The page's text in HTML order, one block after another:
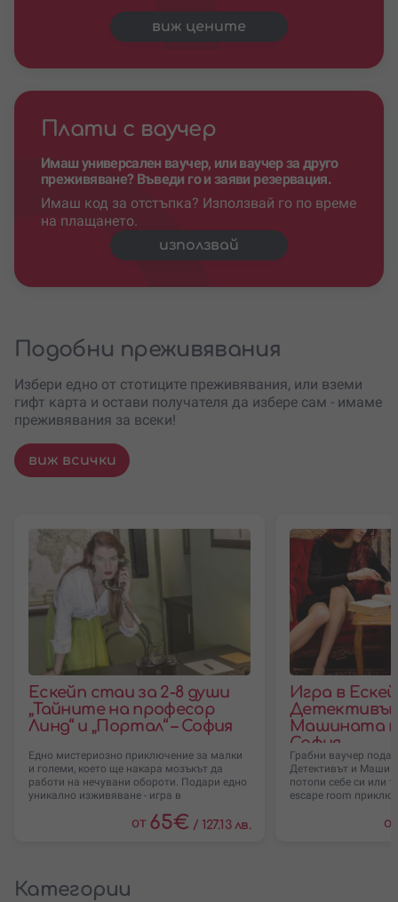
виж цените
Плати с ваучер
Имаш универсален ваучер, или ваучер за друго
преживяване? Въведи го и заяви резервация.
Имаш код за отстъпка? Използвай го по време
на плащането.
използвай
Подобни преживявания
Избери едно от стотиците преживявания, или вземи
гифт карта и остави получателя да избере сам - имаме
преживявания за всеки!
виж всички
Ескейп стаи за 2-8 души
„Тайните на професор
Линд“ и „Портал“ – София
Едно мистериозно приключение за малки
и големи, което ще накара мозъкът да
работи на нечувани обороти. Подари едно
уникално изживяване - игра в
от 65€ / 127.13 лв.
Игра в
Машината
София
Грабни ваучер
Детективът и
потопи себе си или
escape room
Категории